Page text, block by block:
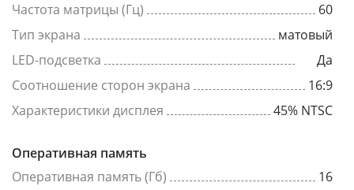
Частота матрицы (Гц)
60
Тип экрана
матовый
LED-подсветка
Да
Соотношение сторон экрана
16:9
Характеристики дисплея
45% NTSC
Оперативная память
Оперативная память (Гб)
16